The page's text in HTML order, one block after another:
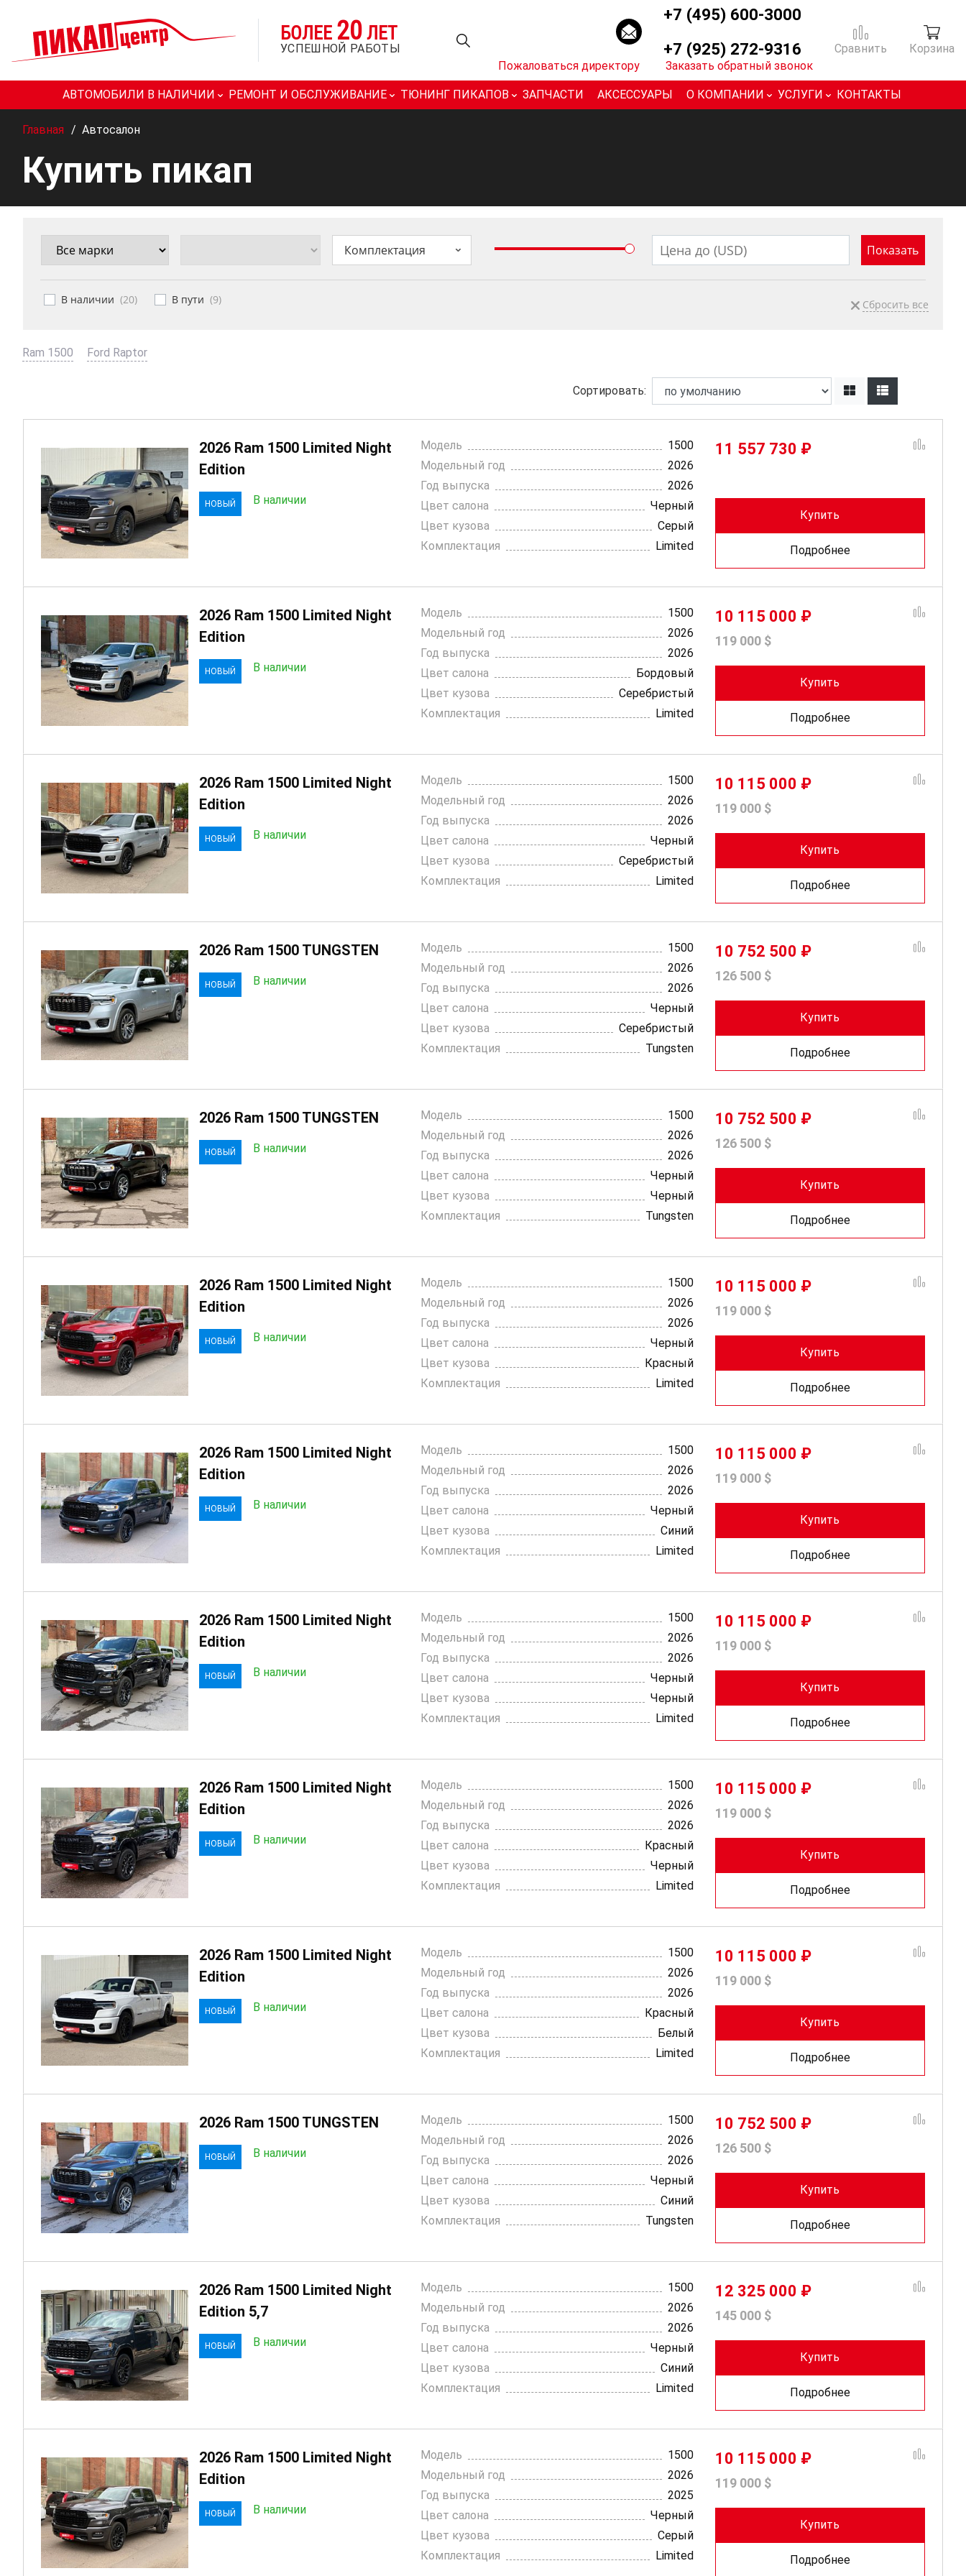
БОЛЕЕ 20 ЛЕТ
УСПЕШНОЙ РАБОТЫ
+7 (495) 600-3000
+7 (925) 272-9316
Пожаловаться директору Заказать обратный звонок
Сравнить Корзина
АВТОМОБИЛИ В НАЛИЧИИ РЕМОНТ И ОБСЛУЖИВАНИЕ ТЮНИНГ ПИКАПОВ ЗАПЧАСТИ АКСЕССУАРЫ О КОМПАНИИ УСЛУГИ КОНТАКТЫ
Главная / Автосалон
Купить пикап
Комплектация
В наличии (20) В пути (9) Сбросить все
Ram 1500 Ford Raptor
Сортировать:
2026 Ram 1500 Limited Night
Edition
НОВЫЙ В наличии
Модель
1500
Модельный год
2026
Год выпуска
2026
Цвет салона
Черный
Цвет кузова
Серый
Комплектация
Limited
11 557 730 ₽
Купить
Подробнее
2026 Ram 1500 Limited Night
Edition
НОВЫЙ В наличии
Модель
1500
Модельный год
2026
Год выпуска
2026
Цвет салона
Бордовый
Цвет кузова
Серебристый
Комплектация
Limited
10 115 000 ₽
119 000 $
Купить
Подробнее
2026 Ram 1500 Limited Night
Edition
НОВЫЙ В наличии
Модель
1500
Модельный год
2026
Год выпуска
2026
Цвет салона
Черный
Цвет кузова
Серебристый
Комплектация
Limited
10 115 000 ₽
119 000 $
Купить
Подробнее
2026 Ram 1500 TUNGSTEN
НОВЫЙ В наличии
Модель
1500
Модельный год
2026
Год выпуска
2026
Цвет салона
Черный
Цвет кузова
Серебристый
Комплектация
Tungsten
10 752 500 ₽
126 500 $
Купить
Подробнее
2026 Ram 1500 TUNGSTEN
НОВЫЙ В наличии
Модель
1500
Модельный год
2026
Год выпуска
2026
Цвет салона
Черный
Цвет кузова
Черный
Комплектация
Tungsten
10 752 500 ₽
126 500 $
Купить
Подробнее
2026 Ram 1500 Limited Night
Edition
НОВЫЙ В наличии
Модель
1500
Модельный год
2026
Год выпуска
2026
Цвет салона
Черный
Цвет кузова
Красный
Комплектация
Limited
10 115 000 ₽
119 000 $
Купить
Подробнее
2026 Ram 1500 Limited Night
Edition
НОВЫЙ В наличии
Модель
1500
Модельный год
2026
Год выпуска
2026
Цвет салона
Черный
Цвет кузова
Синий
Комплектация
Limited
10 115 000 ₽
119 000 $
Купить
Подробнее
2026 Ram 1500 Limited Night
Edition
НОВЫЙ В наличии
Модель
1500
Модельный год
2026
Год выпуска
2026
Цвет салона
Черный
Цвет кузова
Черный
Комплектация
Limited
10 115 000 ₽
119 000 $
Купить
Подробнее
2026 Ram 1500 Limited Night
Edition
НОВЫЙ В наличии
Модель
1500
Модельный год
2026
Год выпуска
2026
Цвет салона
Красный
Цвет кузова
Черный
Комплектация
Limited
10 115 000 ₽
119 000 $
Купить
Подробнее
2026 Ram 1500 Limited Night
Edition
НОВЫЙ В наличии
Модель
1500
Модельный год
2026
Год выпуска
2026
Цвет салона
Красный
Цвет кузова
Белый
Комплектация
Limited
10 115 000 ₽
119 000 $
Купить
Подробнее
2026 Ram 1500 TUNGSTEN
НОВЫЙ В наличии
Модель
1500
Модельный год
2026
Год выпуска
2026
Цвет салона
Черный
Цвет кузова
Синий
Комплектация
Tungsten
10 752 500 ₽
126 500 $
Купить
Подробнее
2026 Ram 1500 Limited Night
Edition 5,7
НОВЫЙ В наличии
Модель
1500
Модельный год
2026
Год выпуска
2026
Цвет салона
Черный
Цвет кузова
Синий
Комплектация
Limited
12 325 000 ₽
145 000 $
Купить
Подробнее
2026 Ram 1500 Limited Night
Edition
НОВЫЙ В наличии
Модель
1500
Модельный год
2026
Год выпуска
2025
Цвет салона
Черный
Цвет кузова
Серый
Комплектация
Limited
10 115 000 ₽
119 000 $
Купить
Подробнее